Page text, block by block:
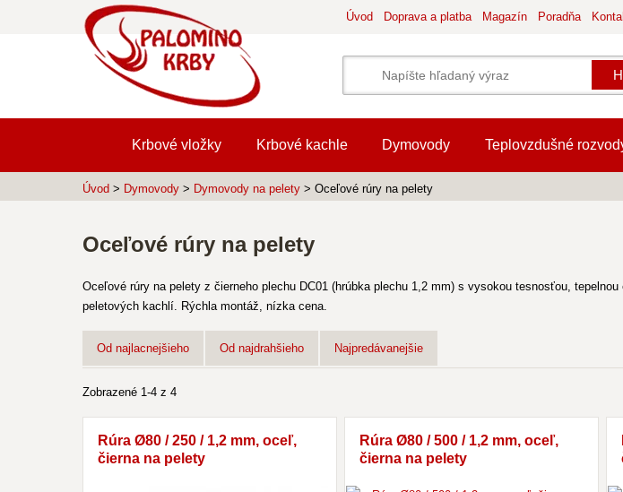
Úvod Doprava a platba Magazín Poradňa
Krbové vložky Krbové kachle Dymovody Teplovzdušné
Úvod > Dymovody > Dymovody na pelety > Oceľové rúry na pelety
Oceľové rúry na pelety
Oceľové rúry na pelety z čierneho plechu DC01 (hrúbka plechu 1,2 mm) s vysokou tesnosťou,
peletových kachlí. Rýchla montáž, nízka cena.
Od najlacnejšieho Od najdrahšieho Najpredávanejšie
Zobrazené 1-4 z 4
Rúra Ø80 / 250 / 1,2 mm, oceľ,
čierna na pelety
Rúra Ø80 / 500 / 1,2 mm, oceľ,
čierna na pelety